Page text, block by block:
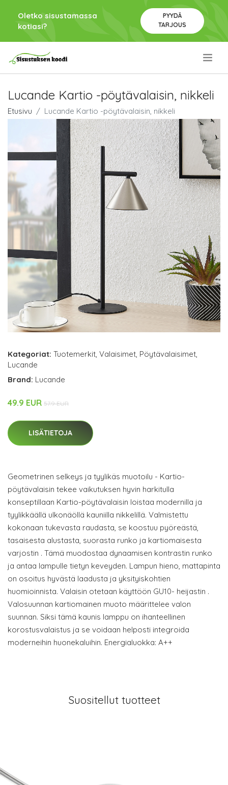
Oletko sisustamassa
kotiasi?
PYYDÄ
TARJOUS
Lucande Kartio -pöytävalaisin, nikkeli
Etusivu Lucande Kartio -pöytävalaisin, nikkeli
Kategoriat: Tuotemerkit, Valaisimet, Pöytävalaisimet,
Lucande
Brand: Lucande
49.9 EUR 57.9 EUR
LISÄTIETOJA
Geometrinen selkeys ja tyylikäs muotoilu - Kartio-
pöytävalaisin tekee vaikutuksen hyvin harkitulla
konseptillaan Kartio-pöytävalaisin loistaa modernilla ja
tyylikkäällä ulkonäöllä kauniilla nikkelillä. Valmistettu
kokonaan tukevasta raudasta, se koostuu pyöreästä,
tasaisesta alustasta, suorasta runko ja kartiomaisesta
varjostin . Tämä muodostaa dynaamisen kontrastin runko
ja antaa lampulle tietyn keveyden. Lampun hieno, mattapinta
on osoitus hyvästä laadusta ja yksityiskohtien
huomioinnista. Valaisin otetaan käyttöön GU10- heijastin .
Valosuunnan kartiomainen muoto määrittelee valon
suunnan. Siksi tämä kaunis lamppu on ihanteellinen
korostusvalaistus ja se voidaan helposti integroida
moderneihin huonekaluihin. Energialuokka: A++
Suositellut tuotteet